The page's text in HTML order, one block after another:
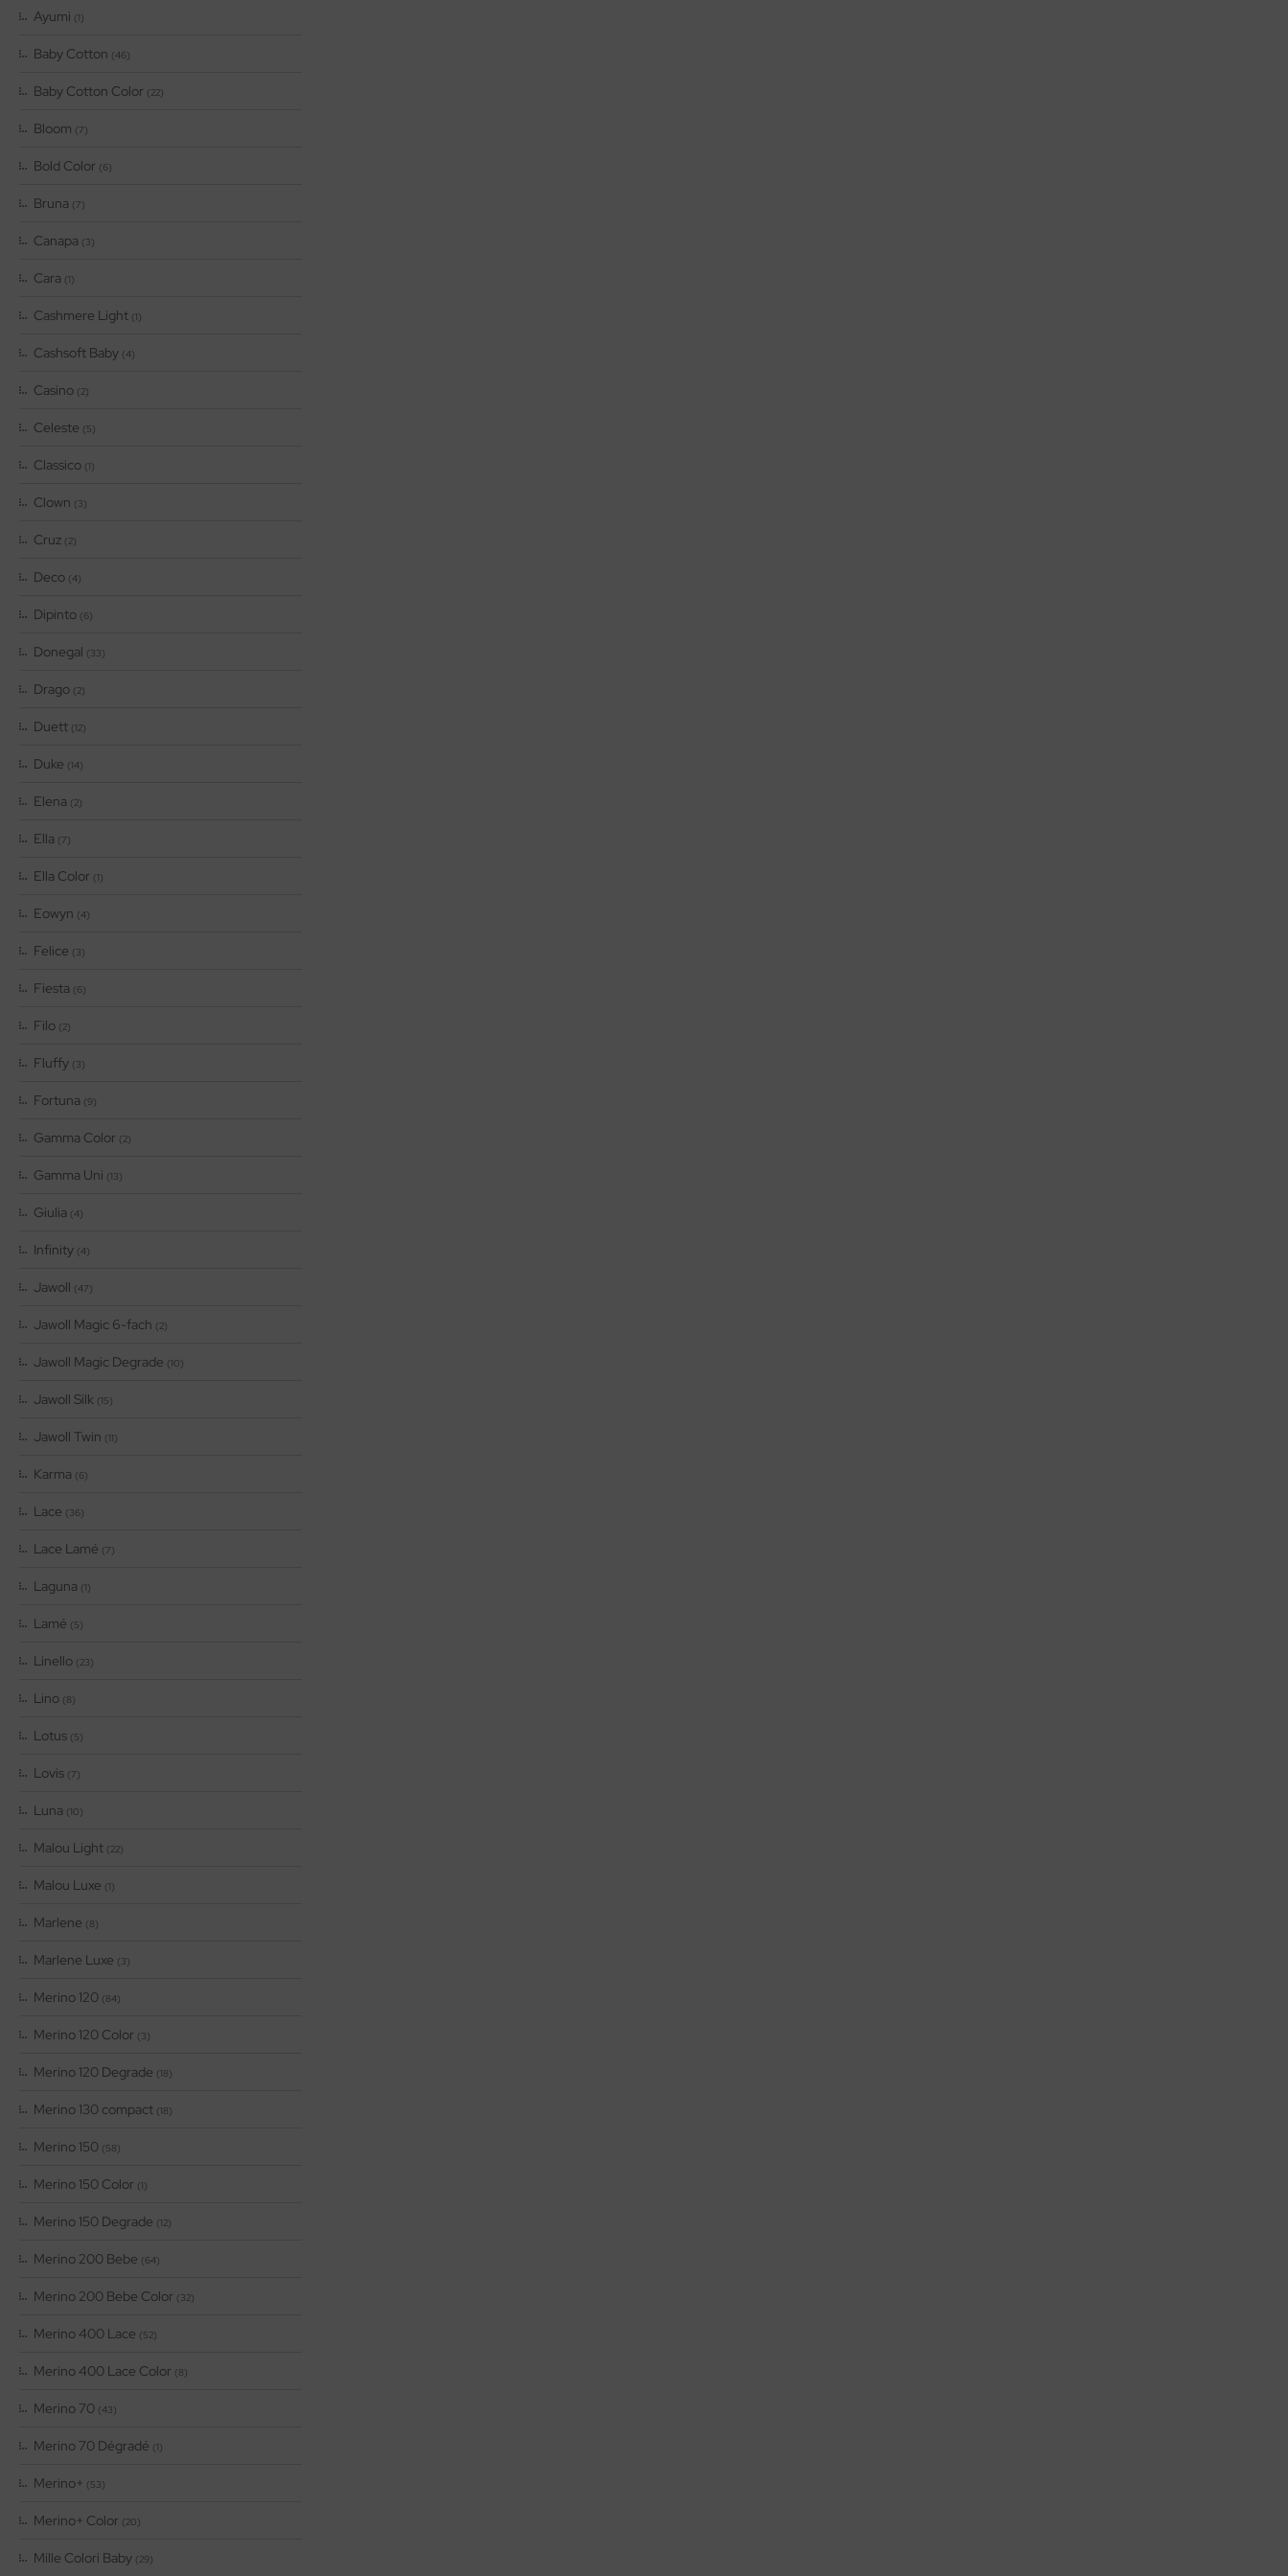
Ayumi (1)
Baby Cotton (46)
Baby Cotton Color (22)
Bloom (7)
Bold Color (6)
Bruna (7)
Canapa (3)
Cara (1)
Cashmere Light (1)
Cashsoft Baby (4)
Casino (2)
Celeste (5)
Classico (1)
Clown (3)
Cruz (2)
Deco (4)
Dipinto (6)
Donegal (33)
Drago (2)
Duett (12)
Duke (14)
Elena (2)
Ella (7)
Ella Color (1)
Eowyn (4)
Felice (3)
Fiesta (6)
Filo (2)
Fluffy (3)
Fortuna (9)
Gamma Color (2)
Gamma Uni (13)
Giulia (4)
Infinity (4)
Jawoll (47)
Jawoll Magic 6-fach (2)
Jawoll Magic Degrade (10)
Jawoll Silk (15)
Jawoll Twin (11)
Karma (6)
Lace (36)
Lace Lamé (7)
Laguna (1)
Lamé (5)
Linello (23)
Lino (8)
Lotus (5)
Lovis (7)
Luna (10)
Malou Light (22)
Malou Luxe (1)
Marlene (8)
Marlene Luxe (3)
Merino 120 (84)
Merino 120 Color (3)
Merino 120 Degrade (18)
Merino 130 compact (18)
Merino 150 (58)
Merino 150 Color (1)
Merino 150 Degrade (12)
Merino 200 Bebe (64)
Merino 200 Bebe Color (32)
Merino 400 Lace (52)
Merino 400 Lace Color (8)
Merino 70 (43)
Merino 70 Dégradé (1)
Merino+ (53)
Merino+ Color (20)
Mille Colori Baby (29)